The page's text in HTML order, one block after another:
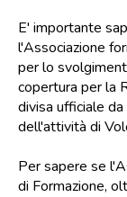
E' importante
l'Associazione
per lo
copertura per la
divisa ufficiale
dell'attività di
Per sapere se
di Formazione,